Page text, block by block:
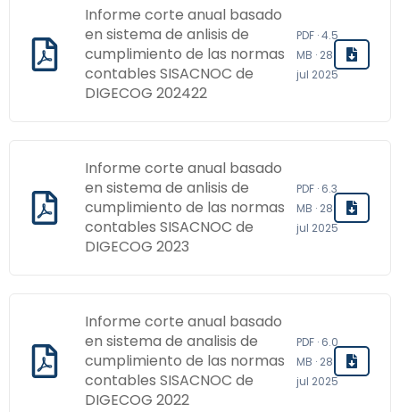
Informe corte anual basado
en sistema de anlisis de
cumplimiento de las normas
contables SISACNOC de
DIGECOG 202422
PDF · 4.5
MB · 28
jul 2025
Informe corte anual basado
en sistema de anlisis de
cumplimiento de las normas
contables SISACNOC de
DIGECOG 2023
PDF · 6.3
MB · 28
jul 2025
Informe corte anual basado
en sistema de analisis de
cumplimiento de las normas
contables SISACNOC de
DIGECOG 2022
PDF · 6.0
MB · 28
jul 2025